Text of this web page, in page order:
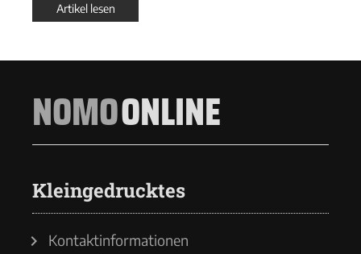
Artikel lesen
NOMOONLINE
Kleingedrucktes
Kontaktinformationen